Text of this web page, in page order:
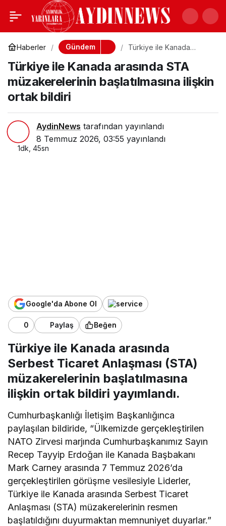
Haberler Gündem
Türkiye ile Kanada
müzakerelerinin
başlatılmasına ilişkin ortak
bildiri
Türkiye ile Kanada arasında STA
müzakerelerinin başlatılmasına ilişkin
ortak bildiri
AydinNews tarafından yayınlandı
8 Temmuz 2026, 03:55 yayınlandı
1dk, 45sn
Google'da Abone Ol
0 Paylaş Beğen
Türkiye ile Kanada arasında
Serbest Ticaret Anlaşması (STA)
müzakerelerinin başlatılmasına
ilişkin ortak bildiri yayımlandı.
Cumhurbaşkanlığı İletişim Başkanlığınca
paylaşılan bildiride, “Ülkemizde gerçekleştirilen
NATO Zirvesi marjında Cumhurbaşkanımız Sayın
Recep Tayyip Erdoğan ile Kanada Başbakanı
Mark Carney arasında 7 Temmuz 2026’da
gerçekleştirilen görüşme vesilesiyle Liderler,
Türkiye ile Kanada arasında Serbest Ticaret
Anlaşması (STA) müzakerelerinin resmen
başlatıldığını duyurmaktan memnuniyet duyarlar.”
Türkiye ile Kanada
arasında STA
müzakerelerinin
başlatılmasına ilişkin
ortak bildiri
0 Paylaş